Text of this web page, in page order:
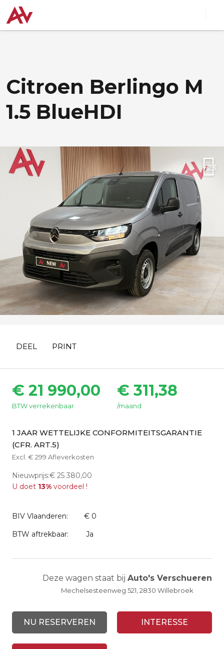
Citroen Berlingo M
1.5 BlueHDI
+23
DEEL PRINT
€ 21 990,00
BTW verrekenbaar
€ 311,38
/maand
1 JAAR WETTELIJKE CONFORMITEITSGARANTIE
(CFR. ART.5)
Excl. € 299 Afleverkosten
Nieuwprijs:€ 25 380,00
U doet 13% voordeel !
BIV Vlaanderen:
€ 0
BTW aftrekbaar:
Ja
Deze wagen staat bij Auto's Verschueren
Mechelsesteenweg 521, 2830 Willebroek
NU RESERVEREN INTERESSE